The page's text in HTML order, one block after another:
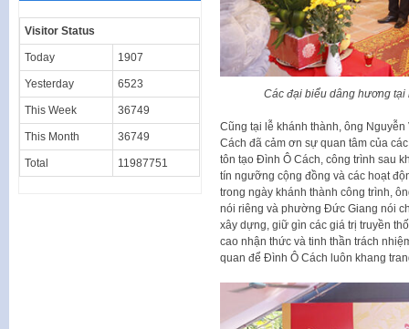
Các đại biểu dâng hương
Cũng tại lễ khánh thành, ông
Cách đã cảm ơn sự quan tâm của
tôn tạo Đình Ô Cách, công trình sau
tín ngưỡng cộng đồng và các hoạt
trong ngày khánh thành công trình,
nói riêng và phường Đức Giang nói
xây dựng, giữ gìn các giá trị truyền
cao nhận thức và tinh thần trách
quan để Đình Ô Cách luôn khang
Visitor Status
Today 1907
Yesterday 6523
This Week 36749
This Month 36749
Total 11987751